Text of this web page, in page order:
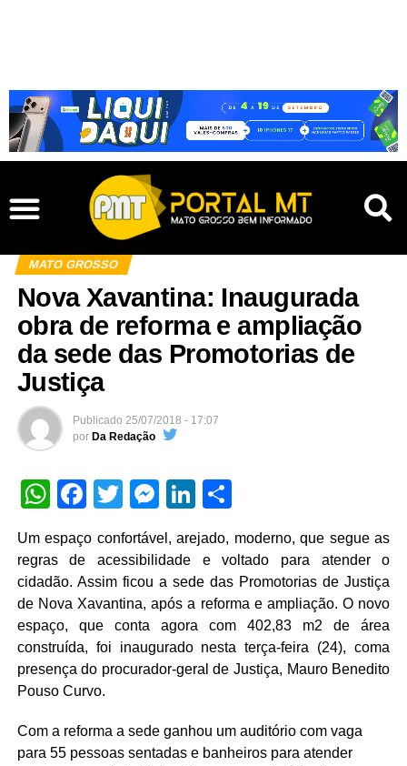
MATO GROSSO
Nova Xavantina: Inaugurada
obra de reforma e ampliação
da sede das Promotorias de
Justiça
Publicado 25/07/2018 - 17:07
por Da Redação
WhatsApp
Facebook
TwitterMessenger
LinkedIn
Um espaço confortável, arejado, moderno, que segue as
regras de acessibilidade e voltado para atender o
cidadão. Assim ficou a sede das Promotorias de Justiça
de Nova Xavantina, após a reforma e ampliação. O novo
espaço, que conta agora com 402,83 m2 de área
construída, foi inaugurado nesta terça-feira (24), coma
presença do procurador-geral de Justiça, Mauro Benedito
Pouso Curvo.
Com a reforma a sede ganhou um auditório com vaga
para 55 pessoas sentadas e banheiros para atender